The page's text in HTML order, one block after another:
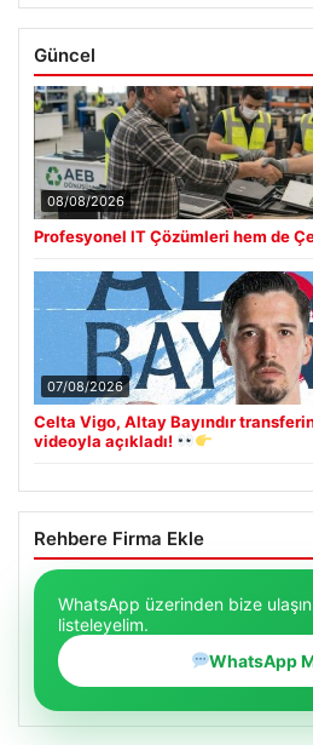
Güncel
08/08/2026
Profesyonel IT Çözümleri hem de
07/08/2026
Celta Vigo, Altay Bayındır
videoyla açıkladı!
Rehbere Firma Ekle
WhatsApp üzerinden bize
listeleyelim.
WhatsApp